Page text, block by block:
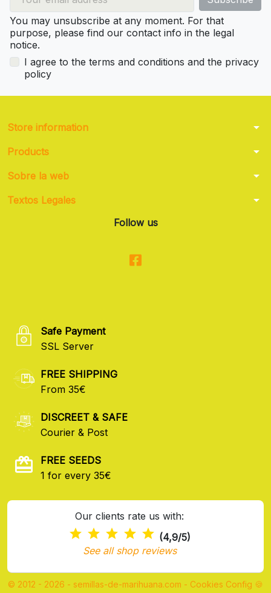
You may unsubscribe at any moment. For that
purpose, please find our contact info in the legal
notice.
I agree to the terms and conditions and the privacy
policy
Store information arrow_drop_down
Products arrow_drop_down
Sobre la web arrow_drop_down
Textos Legales arrow_drop_down
Follow us
Safe Payment
SSL Server
FREE SHIPPING
From 35€
DISCREET & SAFE
Courier & Post
FREE SEEDS
1 for every 35€
Our clients rate us with:
(4,9/5)
See all shop reviews
© 2012 - 2026 - semillas-de-marihuana.com - Cookies Config 🍪